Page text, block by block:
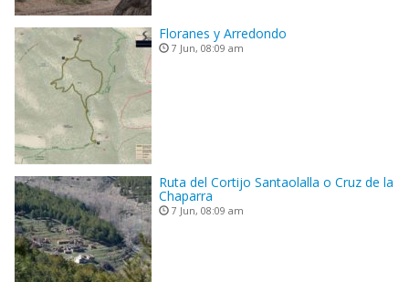
Floranes y Arredondo
7 Jun, 08:09 am
Ruta del Cortijo Santaolalla o Cruz de la
Chaparra
7 Jun, 08:09 am